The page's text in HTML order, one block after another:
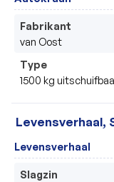
Fabrikant
van Oost
Type
1500 kg
Levensverhaal,
Levensverhaal
Slagzin